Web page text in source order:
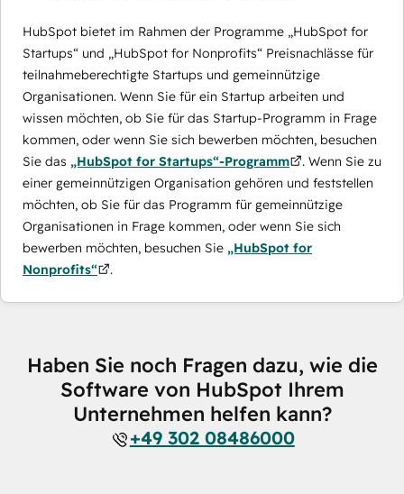
HubSpot bietet im Rahmen der Programme „HubSpot for
Startups“ und „HubSpot for Nonprofits“ Preisnachlässe für
teilnahmeberechtigte Startups und gemeinnützige
Organisationen. Wenn Sie für ein Startup arbeiten und
wissen möchten, ob Sie für das Startup-Programm in Frage
kommen, oder wenn Sie sich bewerben möchten, besuchen
Sie das „HubSpot for Startups“-Programm
. Wenn Sie zu
einer gemeinnützigen Organisation gehören und feststellen
möchten, ob Sie für das Programm für gemeinnützige
Organisationen in Frage kommen, oder wenn Sie sich
bewerben möchten, besuchen Sie „HubSpot for
Nonprofits“
.
Haben Sie noch Fragen dazu, wie die
Software von HubSpot Ihrem
Unternehmen helfen kann?
+49 302 08486000